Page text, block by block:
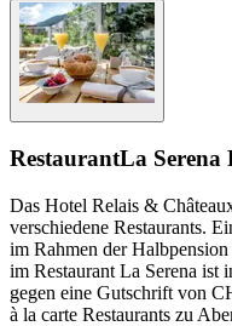
RestaurantLa Serena
Das Hotel Relais &
verschiedene Restaurants.
im Rahmen der
im Restaurant La Serena
gegen eine Gutschrift von
à la carte Restaurants zu